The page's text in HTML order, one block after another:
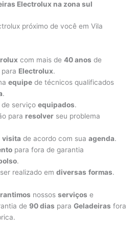
Electrolux na zona sul
próximo de você em Vila
com mais de40 anos de
Electrolux.
equipe de técnicos qualificados
.
de serviçoequipados.
para resolver seu problema
visita de acordo com suaagenda.
para fora de garantia
.
realizado emdiversas formas.
nossosserviços e
de90 dias paraGeladeiras fora